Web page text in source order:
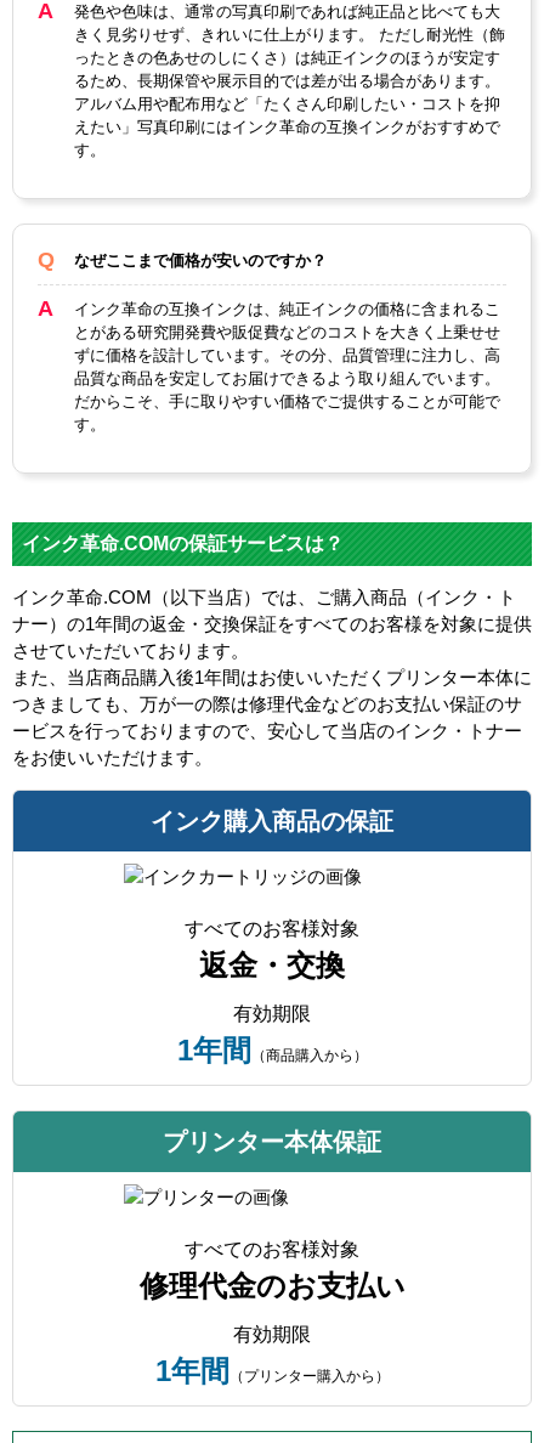
発色や色味は、通常の写真印刷であれば純正品と比べても大
きく見劣りせず、きれいに仕上がります。 ただし耐光性（飾
ったときの色あせのしにくさ）は純正インクのほうが安定す
るため、長期保管や展示目的では差が出る場合があります。
アルバム用や配布用など「たくさん印刷したい・コストを抑
えたい」写真印刷にはインク革命の互換インクがおすすめで
す。
なぜここまで価格が安いのですか？
インク革命の互換インクは、純正インクの価格に含まれるこ
とがある研究開発費や販促費などのコストを大きく上乗せせ
ずに価格を設計しています。その分、品質管理に注力し、高
品質な商品を安定してお届けできるよう取り組んでいます。
だからこそ、手に取りやすい価格でご提供することが可能で
す。
インク革命.COMの保証サービスは？
インク革命.COM（以下当店）では、ご購入商品（インク・ト
ナー）の1年間の返金・交換保証をすべてのお客様を対象に提供
させていただいております。
また、当店商品購入後1年間はお使いいただくプリンター本体に
つきましても、万が一の際は修理代金などのお支払い保証のサ
ービスを行っておりますので、安心して当店のインク・トナー
をお使いいただけます。
インク購入商品の保証
すべてのお客様対象
返金・交換
有効期限
1年間 （商品購入から）
プリンター本体保証
すべてのお客様対象
修理代金のお支払い
有効期限
1年間 （プリンター購入から）